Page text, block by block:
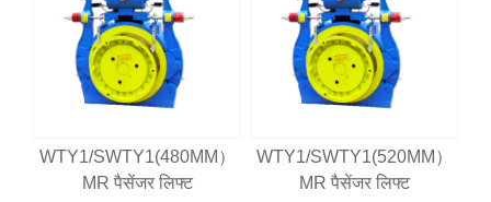
WTY1/SWTY1(480MM）
MR पैसेंजर लिफ्ट
WTY1/SWTY1(520MM）
MR पैसेंजर लिफ्ट